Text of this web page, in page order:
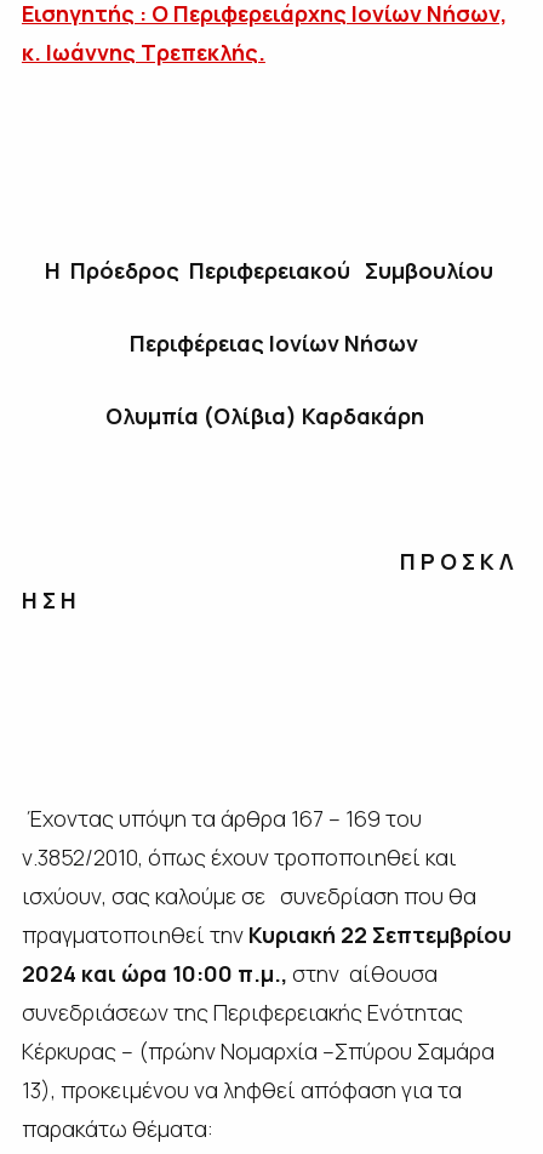
Εισηγητής : Ο Περιφερειάρχης Ιονίων Νήσων,
κ. Ιωάννης Τρεπεκλής.
Η Πρόεδρος Περιφερειακού Συμβουλίου
Περιφέρειας Ιονίων Νήσων
Ολυμπία (Ολίβια) Καρδακάρη
Π Ρ Ο Σ Κ Λ
Η Σ Η
Έχοντας υπόψη τα άρθρα 167 – 169 του
ν.3852/2010, όπως έχουν τροποποιηθεί και
ισχύουν, σας καλούμε σε συνεδρίαση που θα
πραγματοποιηθεί την Κυριακή 22 Σεπτεμβρίου
2024 και ώρα 10:00 π.μ., στην αίθουσα
συνεδριάσεων της Περιφερειακής Ενότητας
Κέρκυρας – (πρώην Νομαρχία –Σπύρου Σαμάρα
13), προκειμένου να ληφθεί απόφαση για τα
παρακάτω θέματα: